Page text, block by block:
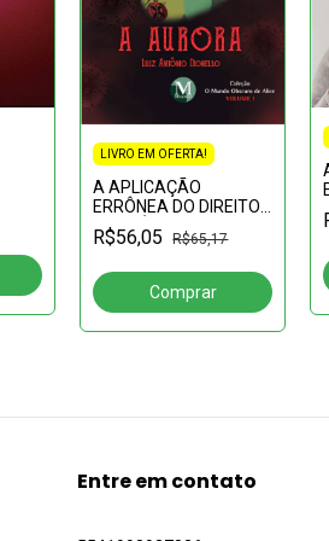
LIVRO EM OFERTA!
A APLICAÇÃO
ERRÔNEA DO DIREITO
PELO ÁRBITRO: uma
análise à luz do Direito
R$56,05 R$65,17
Entre em contato